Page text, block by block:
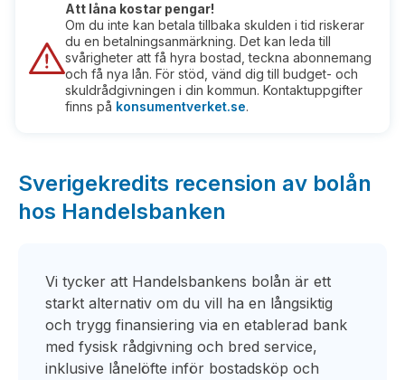
Att låna kostar pengar!
Om du inte kan betala tillbaka skulden i tid riskerar
du en betalningsanmärkning. Det kan leda till
svårigheter att få hyra bostad, teckna abonnemang
och få nya lån. För stöd, vänd dig till budget- och
skuldrådgivningen i din kommun. Kontaktuppgifter
finns på konsumentverket.se.
Sverigekredits recension av bolån
hos Handelsbanken
Vi tycker att Handelsbankens bolån är ett
starkt alternativ om du vill ha en långsiktig
och trygg finansiering via en etablerad bank
med fysisk rådgivning och bred service,
inklusive lånelöfte inför bostadsköp och